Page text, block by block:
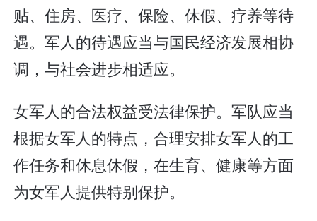
贴、住房、医疗、保险、休假、疗养等待
遇。军人的待遇应当与国民经济发展相协
调，与社会进步相适应。
女军人的合法权益受法律保护。军队应当
根据女军人的特点，合理安排女军人的工
作任务和休息休假，在生育、健康等方面
为女军人提供特别保护。